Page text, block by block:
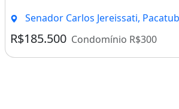
Senador Carlos Jereissati,
R$185.500 Condomínio R$300